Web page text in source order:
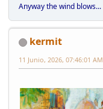
Anyway the wind blows...
kermit
11 Junio, 2026, 07:46:01 AM